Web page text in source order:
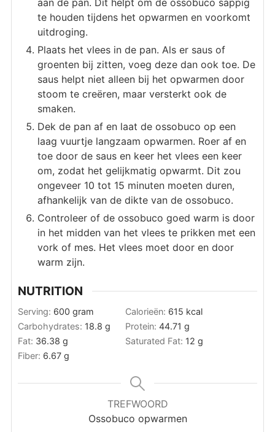
aan de pan. Dit helpt om de ossobuco sappig
te houden tijdens het opwarmen en voorkomt
uitdroging.
Plaats het vlees in de pan. Als er saus of
groenten bij zitten, voeg deze dan ook toe. De
saus helpt niet alleen bij het opwarmen door
stoom te creëren, maar versterkt ook de
smaken.
Dek de pan af en laat de ossobuco op een
laag vuurtje langzaam opwarmen. Roer af en
toe door de saus en keer het vlees een keer
om, zodat het gelijkmatig opwarmt. Dit zou
ongeveer 10 tot 15 minuten moeten duren,
afhankelijk van de dikte van de ossobuco.
Controleer of de ossobuco goed warm is door
in het midden van het vlees te prikken met een
vork of mes. Het vlees moet door en door
warm zijn.
NUTRITION
Serving: 600 gram Calorieën: 615 kcal
Carbohydrates: 18.8 g Protein: 44.71 g
Fat: 36.38 g Saturated Fat: 12 g
Fiber: 6.67 g
TREFWOORD
Ossobuco opwarmen